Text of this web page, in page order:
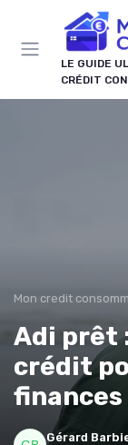
LE GUIDE
CRÉDIT
Mon credit
Adi prêt
crédit
finances
Gérard
Panneau de